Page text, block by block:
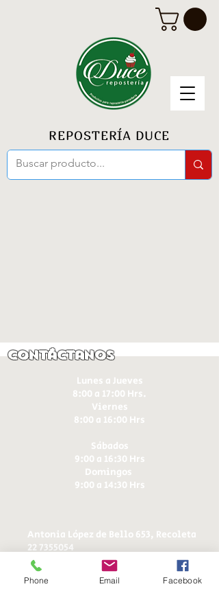
REPOSTERÍA DUCE
Contáctanos
Lunes a Jueves
8:00 a 17:00 Hrs.
Viernes
8:00 a 16:00 Hrs​
Sábados
9:00 a 16:30 Hrs
Domingos
9:00 a 14:30 Hrs
Antonia López de Bello 653, Recoleta
22 7355054
22 7375725
+56 9 75224598
ducereposteria@gmail.com
Phone Email Facebook